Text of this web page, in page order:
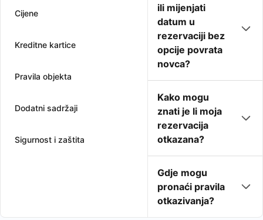
Cijene
Kreditne kartice
Pravila objekta
Dodatni sadržaji
Sigurnost i zaštita
ili mijenjati
datum u
rezervaciji bez
opcije povrata
novca?
Kako mogu
znati je li moja
rezervacija
otkazana?
Gdje mogu
pronaći pravila
otkazivanja?